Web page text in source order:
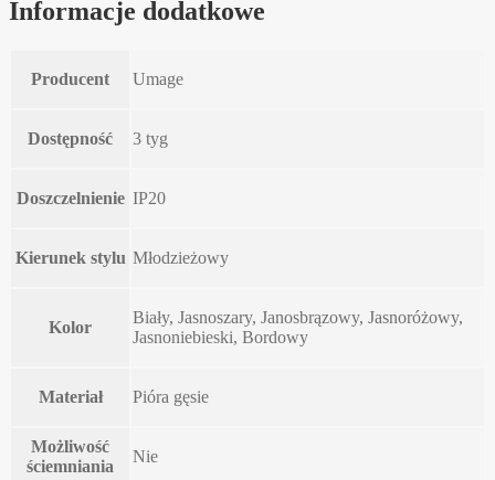
Informacje dodatkowe
Producent Umage
Dostępność 3 tyg
Doszczelnienie IP20
Kierunek stylu Młodzieżowy
Kolor
Biały, Jasnoszary, Janosbrązowy, Jasnoróżowy,
Jasnoniebieski, Bordowy
Materiał Pióra gęsie
Możliwość
ściemniania
Nie